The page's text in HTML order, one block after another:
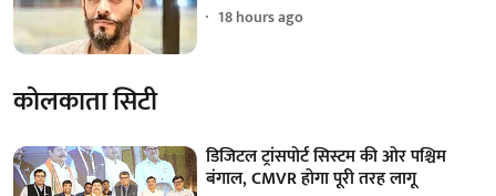
18 hours ago
कोलकाता सिटी
डिजिटल ट्रांसपोर्ट सिस्टम की ओर पश्चिम
बंगाल, CMVR होगा पूरी तरह लागू